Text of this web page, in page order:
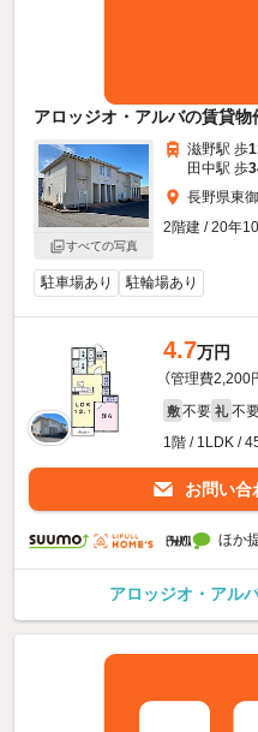
アロッジオ・アルバの賃貸物
すべての写真
滋野駅 歩
田中駅 歩
長野県東
2階建 / 20年
駐車場あり 駐輪場あり
4.7万円
（管理費2,200
敷 不要 礼 不
1階 / 1LDK /
お問い合
ほか
アロッジオ・アル